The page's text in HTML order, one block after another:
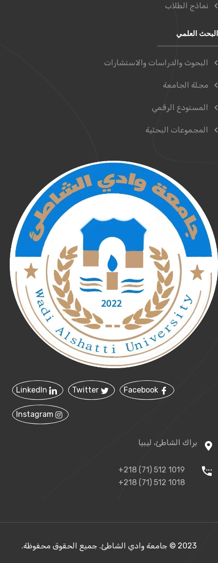
نماذج الطلاب
البحث العلمي
البحوث والدراسات والاستشارات
مجلة الجامعة
المستودع الرقمي
المجموعات البحثية
براك الشاطئ، ليبيا
+218 (71) 512 1019
+218 (71) 512 1018
2023 © جامعة وادي الشاطئ. جميع الحقوق محفوظة.